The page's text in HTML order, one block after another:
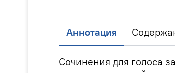
Аннотация
Сочинения для голоса